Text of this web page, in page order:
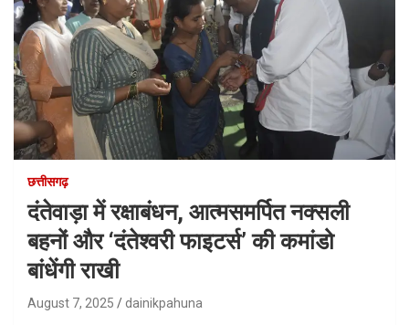
छत्तीसगढ़
दंतेवाड़ा में रक्षाबंधन, आत्मसमर्पित नक्सली
बहनों और ‘दंतेश्वरी फाइटर्स’ की कमांडो
बांधेंगी राखी
August 7, 2025 dainikpahuna